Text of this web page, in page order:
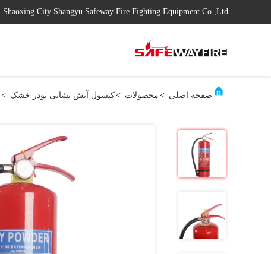
Shaoxing City Shangyu Safeway Fire Fighting Equipment Co.,Ltd
صفحه اصلی > محصولات >کپسول آتش نشانی پودر خشک >